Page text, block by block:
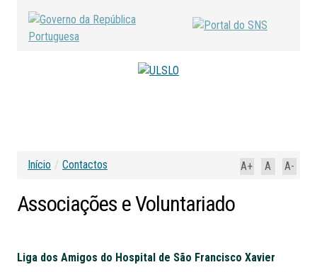
A-
A
A+
Início / Contactos
Associações eVoluntariado
Liga dos Amigos do Hospital de São Francisco Xavier